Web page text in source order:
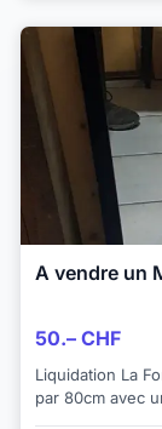
A vendre un
50.– CHF
Liquidation La Forge - Market :
par 80cm avec une